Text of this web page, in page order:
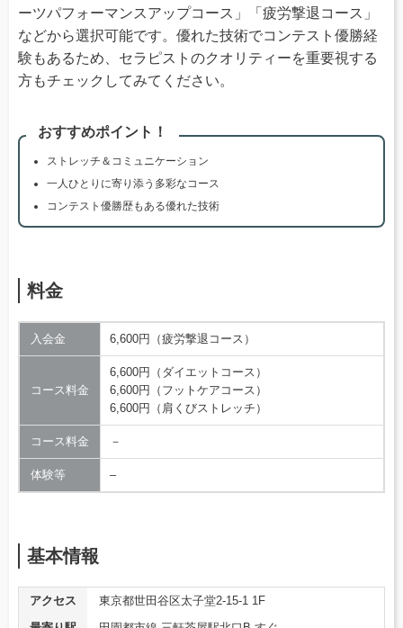
ーツパフォーマンスアップコース」「疲労撃退コース」
などから選択可能です。優れた技術でコンテスト優勝経
験もあるため、セラピストのクオリティーを重要視する
方もチェックしてみてください。
おすすめポイント！
ストレッチ＆コミュニケーション
一人ひとりに寄り添う多彩なコース
コンテスト優勝歴もある優れた技術
料金
入会金 6,600円（疲労撃退コース）
コース料金
6,600円（ダイエットコース）
6,600円（フットケアコース）
6,600円（肩くびストレッチ）
コース料金 －
体験等 –
基本情報
アクセス
東京都世田谷区太子堂2-15-1 1F